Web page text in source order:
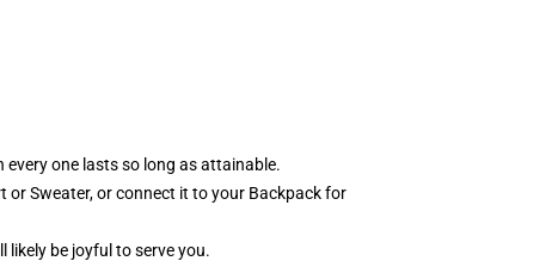
one lasts so long as attainable.
or Sweater, or connect it to your Backpack for
likely be joyful to serve you.